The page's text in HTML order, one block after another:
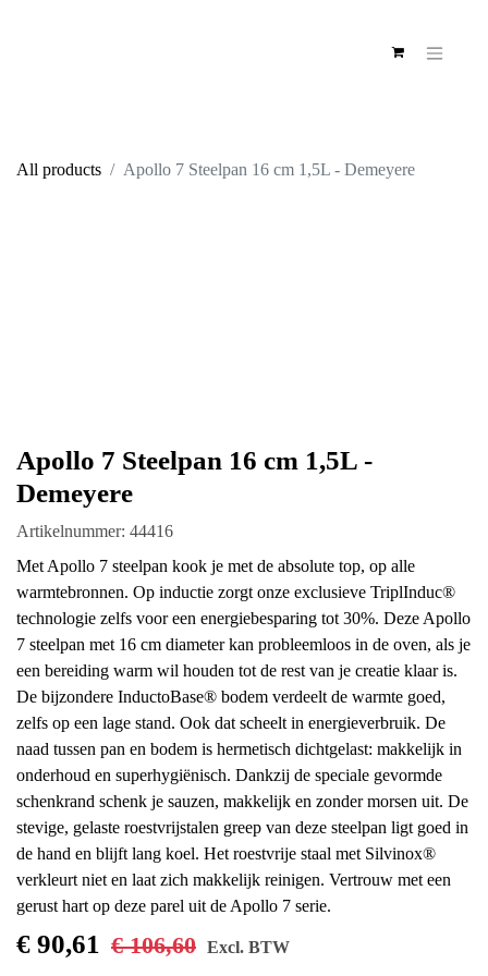
All products
Apollo 7 Steelpan 16 cm 1,5L -
Demeyere
Artikelnummer: 44416
Met Apollo 7 steelpan kook je met de absolute top,
op alle warmtebronnen. Op inductie zorgt onze
exclusieve TriplInduc® technologie zelfs voor een
energiebesparing tot 30%. Deze Apollo 7 steelpan
met 16 cm diameter kan probleemloos in de oven,
als je een bereiding warm wil houden tot de rest
van je creatie klaar is. De bijzondere InductoBase®
bodem verdeelt de warmte goed, zelfs op een lage
stand. Ook dat scheelt in energieverbruik. De naad
tussen pan en bodem is hermetisch dichtgelast:
makkelijk in onderhoud en superhygiënisch.
Dankzij de speciale gevormde schenkrand schenk
je sauzen, makkelijk en zonder morsen uit. De
stevige, gelaste roestvrijstalen greep van deze
steelpan ligt goed in de hand en blijft lang koel. Het